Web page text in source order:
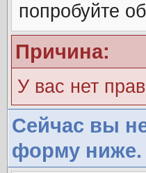
попробуйте
Причина:
У вас нет
Сейчас вы
форму ниже.